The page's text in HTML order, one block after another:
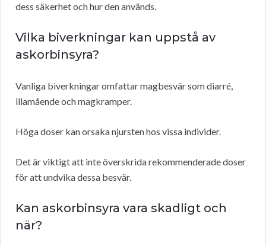
dess säkerhet och hur den används.
Vilka biverkningar kan uppstå av
askorbinsyra?
Vanliga biverkningar omfattar magbesvär som diarré,
illamående och magkramper.
Höga doser kan orsaka njursten hos vissa individer.
Det är viktigt att inte överskrida rekommenderade doser
för att undvika dessa besvär.
Kan askorbinsyra vara skadligt och
när?